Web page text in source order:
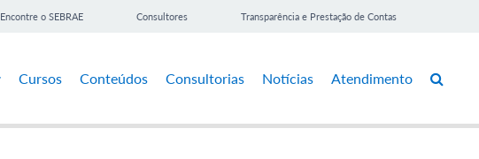
Encontre o SEBRAE Consultores Transparência e Prestação de Contas
Cursos Conteúdos Consultorias Notícias Atendimento